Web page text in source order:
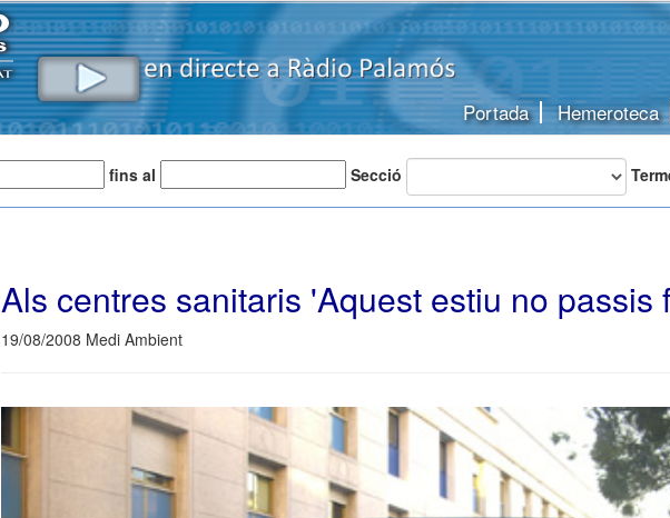
Portada Hemeroteca
fins al Secció
Als centres sanitaris 'Aquest estiu no passis
19/08/2008 Medi Ambient